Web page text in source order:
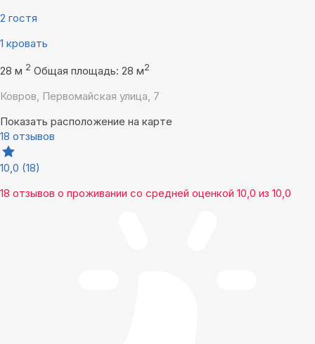
2 гостя
1 кровать
28 м 2 Общая площадь: 28 м2
Ковров, Первомайская улица, 7
Показать расположение на карте
18 отзывов
10,0 (18)
18 отзывов о проживании со средней оценкой 10,0 из 10,0